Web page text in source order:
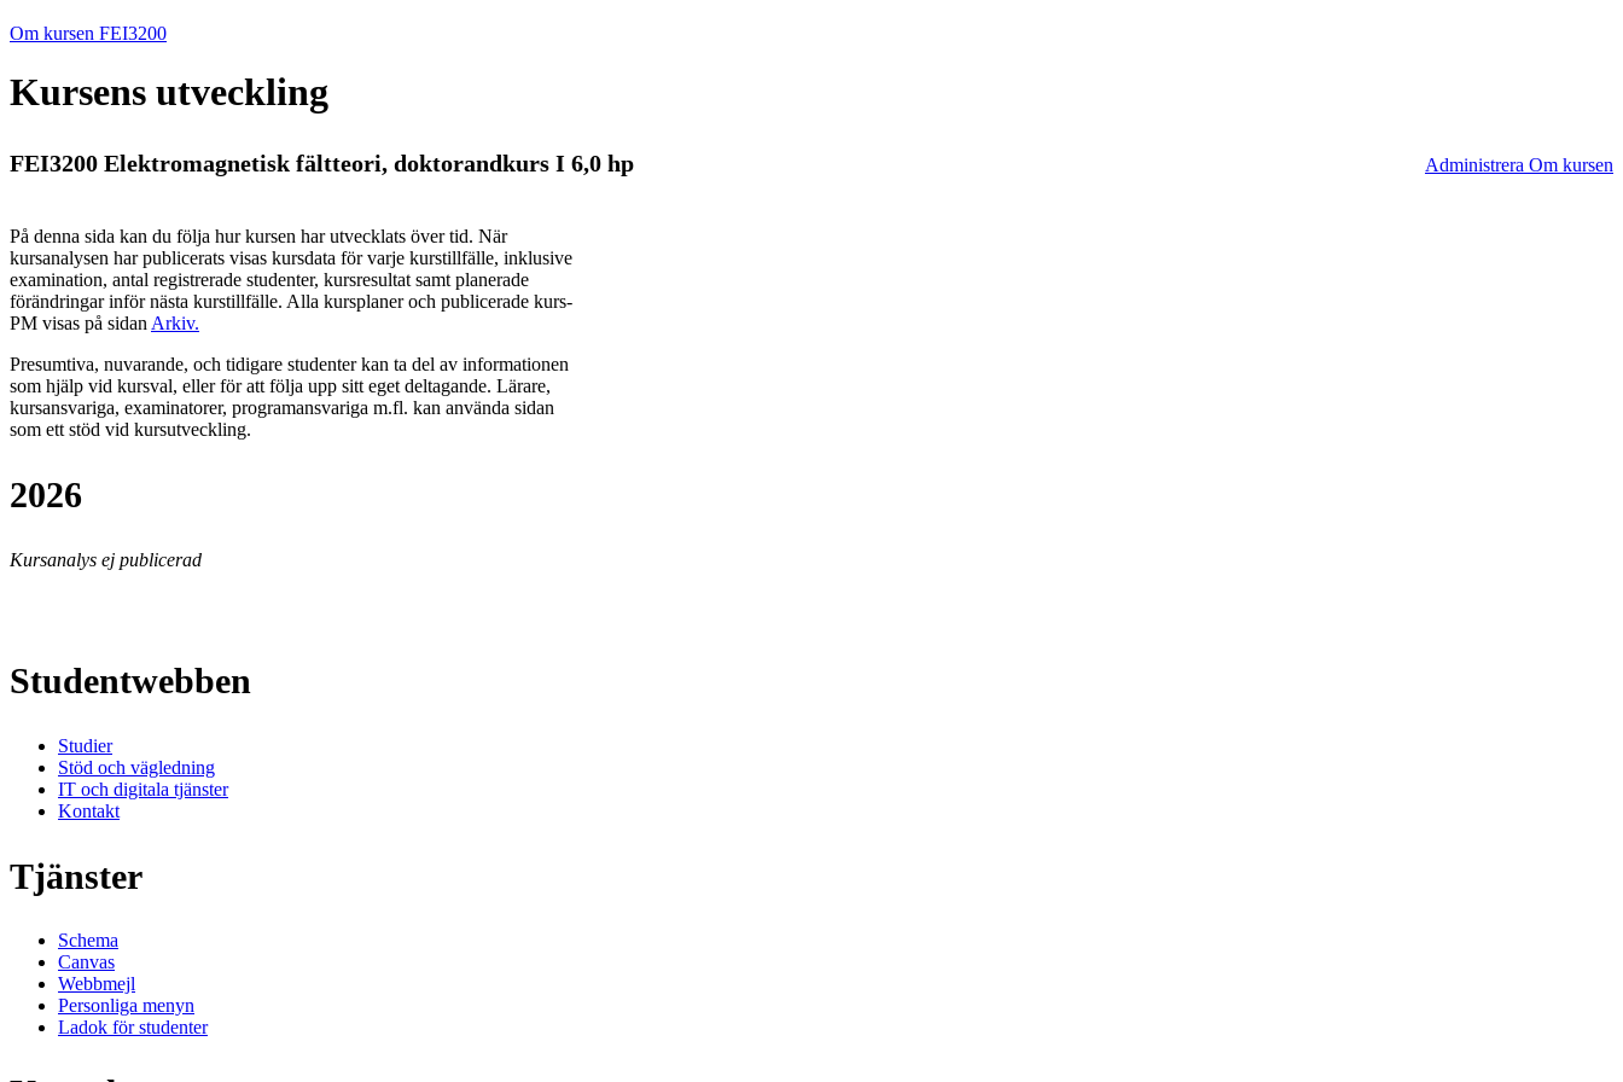
Om kursen FEI3200
Kursens utveckling
FEI3200 Elektromagnetisk fältteori, doktorandkurs I 6,0 hp Administrera Om kursen
På denna sida kan du följa hur kursen har utvecklats över tid. När
kursanalysen har publicerats visas kursdata för varje kurstillfälle, inklusive
examination, antal registrerade studenter, kursresultat samt planerade
förändringar inför nästa kurstillfälle. Alla kursplaner och publicerade kurs-
PM visas på sidan Arkiv.
Presumtiva, nuvarande, och tidigare studenter kan ta del av informationen
som hjälp vid kursval, eller för att följa upp sitt eget deltagande. Lärare,
kursansvariga, examinatorer, programansvariga m.fl. kan använda sidan
som ett stöd vid kursutveckling.
2026
Kursanalys ej publicerad
Studentwebben
Studier
Stöd och vägledning
IT och digitala tjänster
Kontakt
Tjänster
Schema
Canvas
Webbmejl
Personliga menyn
Ladok för studenter